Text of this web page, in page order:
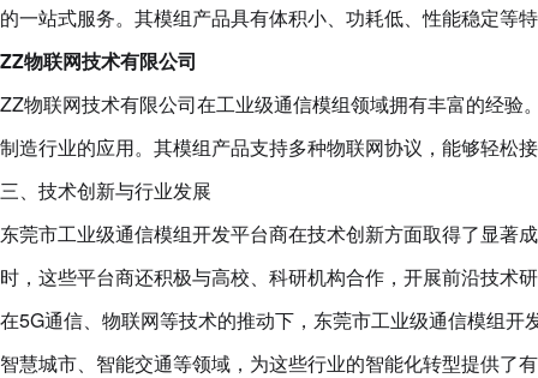
的一站式服务。其模组产品具有体积小、功耗低、性能稳定等
ZZ物联网技术有限公司
ZZ物联网技术有限公司在工业级通信模组领域拥有丰富的经
制造行业的应用。其模组产品支持多种物联网协议，能够轻松
三、技术创新与行业发展
东莞市工业级通信模组开发平台商在技术创新方面取得了显著
时，这些平台商还积极与高校、科研机构合作，开展前沿技术
在5G通信、物联网等技术的推动下，东莞市工业级通信模组
智慧城市、智能交通等领域，为这些行业的智能化转型提供了